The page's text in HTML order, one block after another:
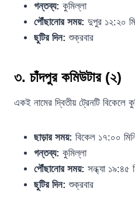
গন্তব্য: কুমিল্লা
পৌঁছানোর সময়: দুপুর ১২:২০
ছুটির দিন: শুক্রবার
৩. চাঁদপুর কমিউটার (২)
একই নামের দ্বিতীয় ট্রেনটি বিকেলে
ছাড়ার সময়: বিকেল ১৭:০০
গন্তব্য: কুমিল্লা
পৌঁছানোর সময়: সন্ধ্যা ১৯:৪৫
ছুটির দিন: শুক্রবার